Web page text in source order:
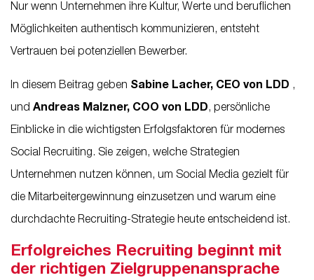
Nur wenn Unternehmen ihre Kultur, Werte und beruflichen
Möglichkeiten authentisch kommunizieren, entsteht
Vertrauen bei potenziellen Bewerber.
In diesem Beitrag geben Sabine Lacher, CEO von LDD ,
und Andreas Malzner, COO von LDD, persönliche
Einblicke in die wichtigsten Erfolgsfaktoren für modernes
Social Recruiting. Sie zeigen, welche Strategien
Unternehmen nutzen können, um Social Media gezielt für
die Mitarbeitergewinnung einzusetzen und warum eine
durchdachte Recruiting-Strategie heute entscheidend ist.
Erfolgreiches Recruiting beginnt mit
der richtigen Zielgruppenansprache